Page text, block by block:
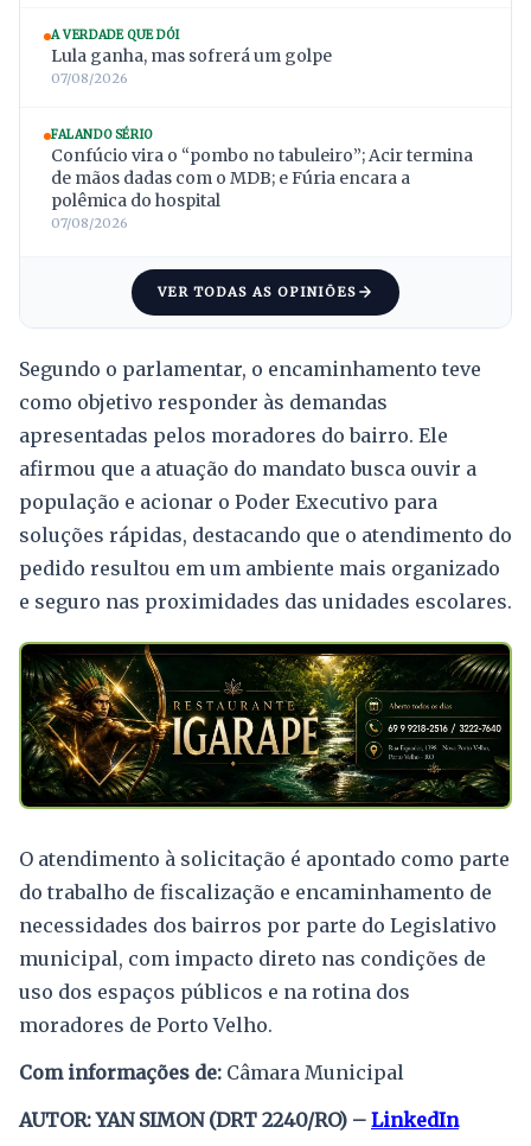
A VERDADE QUE DÓI
Lula ganha, mas sofrerá um golpe
07/08/2026
FALANDO SÉRIO
Confúcio vira o “pombo no tabuleiro”; Acir termina
de mãos dadas com o MDB; e Fúria encara a
polêmica do hospital
07/08/2026
VER TODAS AS OPINIÕES
Segundo o parlamentar, o encaminhamento teve
como objetivo responder às demandas
apresentadas pelos moradores do bairro. Ele
afirmou que a atuação do mandato busca ouvir a
população e acionar o Poder Executivo para
soluções rápidas, destacando que o atendimento do
pedido resultou em um ambiente mais organizado
e seguro nas proximidades das unidades escolares.
O atendimento à solicitação é apontado como parte
do trabalho de fiscalização e encaminhamento de
necessidades dos bairros por parte do Legislativo
municipal, com impacto direto nas condições de
uso dos espaços públicos e na rotina dos
moradores de Porto Velho.
Com informações de: Câmara Municipal
AUTOR: YAN SIMON (DRT 2240/RO) – LinkedIn